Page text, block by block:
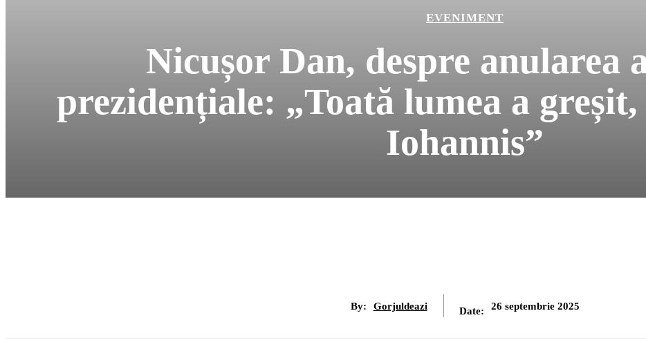
EVENIMENT
Nicușor Dan, despre anularea
prezidențiale: „Toată lumea a
Iohannis”
By: Gorjuldeazi Date: 26 septembrie 2025